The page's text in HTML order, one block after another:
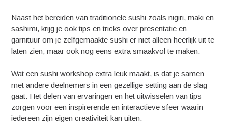
Naast het bereiden van traditionele sushi zoals nigiri, maki en
sashimi, krijg je ook tips en tricks over presentatie en
garnituur om je zelfgemaakte sushi er niet alleen heerlijk uit te
laten zien, maar ook nog eens extra smaakvol te maken.
Wat een sushi workshop extra leuk maakt, is dat je samen
met andere deelnemers in een gezellige setting aan de slag
gaat. Het delen van ervaringen en het uitwisselen van tips
zorgen voor een inspirerende en interactieve sfeer waarin
iedereen zijn eigen creativiteit kan uiten.